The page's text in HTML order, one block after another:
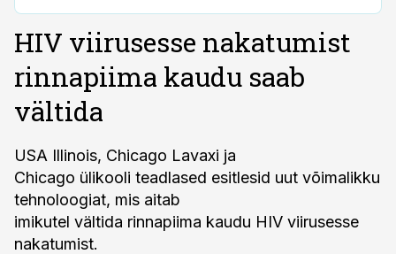
HIV viirusesse nakatumist
rinnapiima kaudu saab
vältida
USA Illinois, Chicago Lavaxi ja
Chicago ülikooli teadlased esitlesid uut võimalikku
tehnoloogiat, mis aitab
imikutel vältida rinnapiima kaudu HIV viirusesse
nakatumist.